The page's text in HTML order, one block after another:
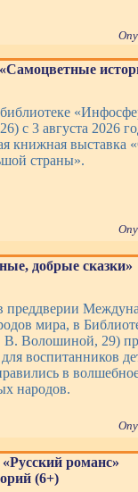
с 3 августа 2026
книжная выставка
страны».
добрые сказки»
преддверии
мира, в
В. Волошиной, 29)
воспитанников
в
народов.
романс»
(6+)